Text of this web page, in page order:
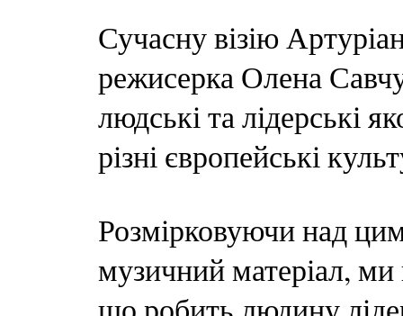
Сучасну візію
режисерка Олена
людські та лідерські
різні європейські
Розмірковуючи над
музичний матеріал, ми